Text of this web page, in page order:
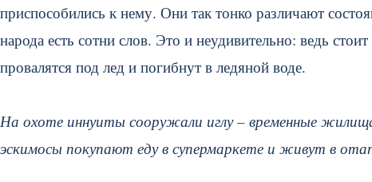
приспособились к нему. Они так тонко различают
народа есть сотни слов. Это и неудивительно: ведь
провалятся под лед и погибнут в ледяной воде.
На охоте иннуиты сооружали иглу – временные
эскимосы покупают еду в супермаркете и живут в